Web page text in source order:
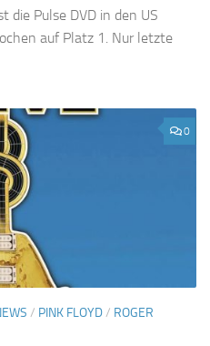
die Pulse DVD in den US
auf Platz 1. Nur letzte
0
/ PINK FLOYD/ ROGER